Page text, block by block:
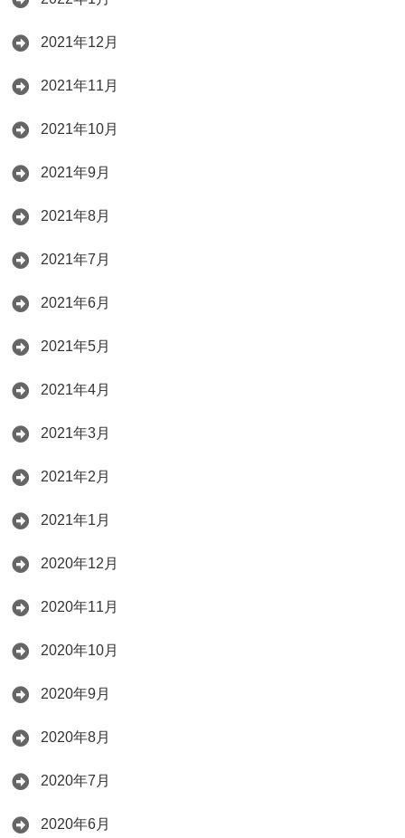
2021年12月
2021年11月
2021年10月
2021年9月
2021年8月
2021年7月
2021年6月
2021年5月
2021年4月
2021年3月
2021年2月
2021年1月
2020年12月
2020年11月
2020年10月
2020年9月
2020年8月
2020年7月
2020年6月